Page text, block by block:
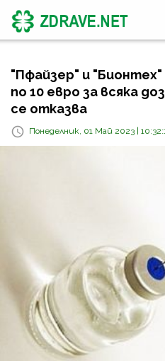
"Пфайзер" и
по 10 евро за всяка
се отказва
Понеделник, 01 Май 2023 |